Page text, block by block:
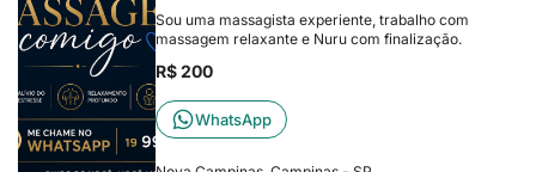
Sou uma massagista experiente, trabalho com
massagem relaxante e Nuru com finalização.
R$ 200
WhatsApp